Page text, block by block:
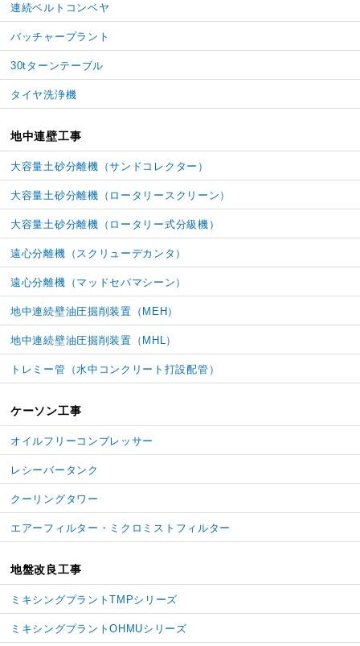
連続ベルトコンベヤ
バッチャープラント
30tターンテーブル
タイヤ洗浄機
地中連壁工事
大容量土砂分離機 （サンドコレクター）
大容量土砂分離機 （ロータリースクリーン）
大容量土砂分離機 （ロータリー式分級機）
遠心分離機（スクリューデカンタ）
遠心分離機（マッドセパマシーン）
地中連続壁油圧掘削装置（MEH）
地中連続壁油圧掘削装置（MHL）
トレミー管 （水中コンクリート打設配管）
ケーソン工事
オイルフリーコンプレッサー
レシーバータンク
クーリングタワー
エアーフィルター・ ミクロミストフィルター
地盤改良工事
ミキシングプラントTMPシリーズ
ミキシングプラントOHMUシリーズ